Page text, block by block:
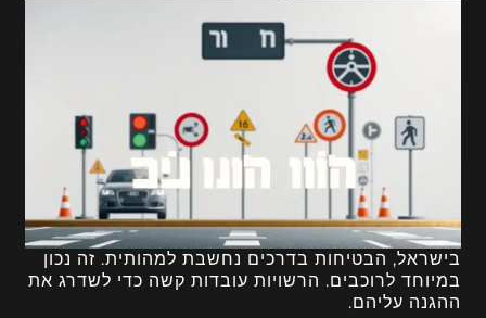
בישראל, הבטיחות בדרכים נחשבת למהותית. זה נכון
במיוחד לרוכבים. הרשויות עובדות קשה כדי לשדרג את
ההגנה עליהם.